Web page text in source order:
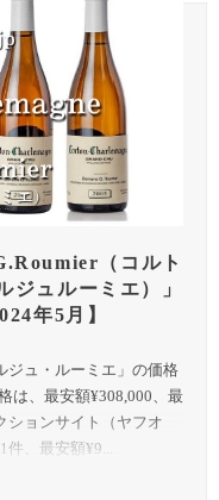
（コルト
ジュルーミエ）」
年5月】
ジュ・ルーミエ」の価格
は、最安額¥308,000、最
ションサイト（ヤフオ
件、最安額¥9...